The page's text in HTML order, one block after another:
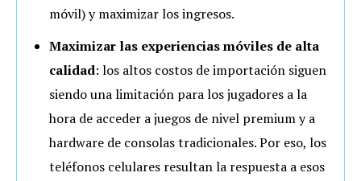
móvil) y maximizar los ingresos.
Maximizar las experiencias móviles de alta
calidad: los altos costos de importación siguen
siendo una limitación para los jugadores a la
hora de acceder a juegos de nivel premium y a
hardware de consolas tradicionales. Por eso, los
teléfonos celulares resultan la respuesta a esos